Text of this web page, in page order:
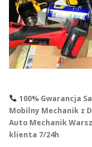
100% Gwarancja
Mobilny Mechanik z
Auto Mechanik
klienta 7/24h